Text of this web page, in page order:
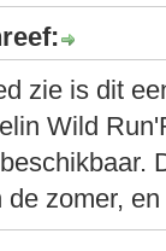
zie is dit
Wild
de zomer,